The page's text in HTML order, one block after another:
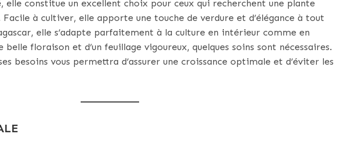
elle constitue un excellent choix pour ceux qui recherchent une plante
à cultiver, elle apporte une touche de verdure et d’élégance à tout
elle s’adapte parfaitement à la culture en intérieur comme en
floraison et d’un feuillage vigoureux, quelques soins sont nécessaires.
besoins vous permettra d’assurer une croissance optimale et d’éviter les